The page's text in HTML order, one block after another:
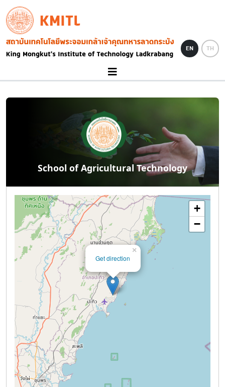
Skip to main content
KMITL
Image
EN TH
School of Agricultural Technology
Get direction
×
+
−